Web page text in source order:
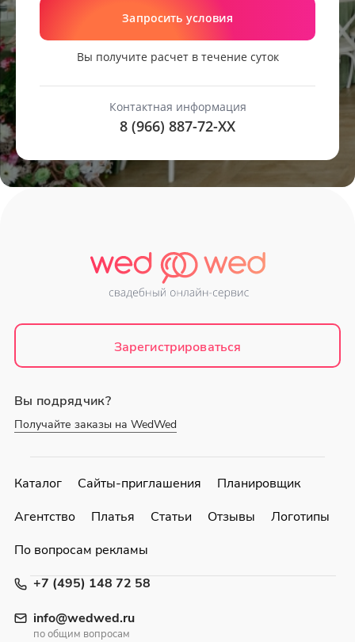
Запросить условия
Вы получите расчет в течение суток
Контактная информация
8 (966) 887-72-XX
Зарегистрироваться
Вы подрядчик?
Получайте заказы на WedWed
+7 (495) 148 72 58
info@wedwed.ru
по общим вопросам
Каталог Сайты-приглашения
Планировщик
Агентство
Платья Статьи Отзывы
Логотипы
По вопросам рекламы